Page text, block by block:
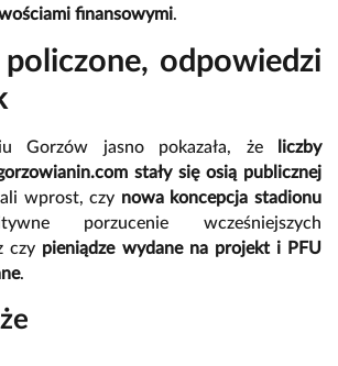
finansowymi.
policzone, odpowiedzi
Gorzów jasno pokazała, że
liczby
stały się osią publicznej
wprost, czy nowa koncepcja stadionu
porzucenie wcześniejszych
czy pieniądze wydane na projekt i PFU
.